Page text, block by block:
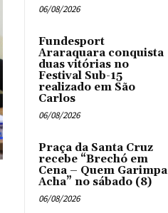
06/08/2026
Fundesport
Araraquara conquista
duas vitórias no
Festival Sub-15
realizado em São
Carlos
06/08/2026
Praça da Santa Cruz
recebe “Brechó em
Cena – Quem Garimpa
Acha” no sábado (8)
06/08/2026